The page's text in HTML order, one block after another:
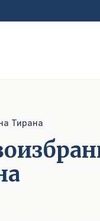
Тиранa